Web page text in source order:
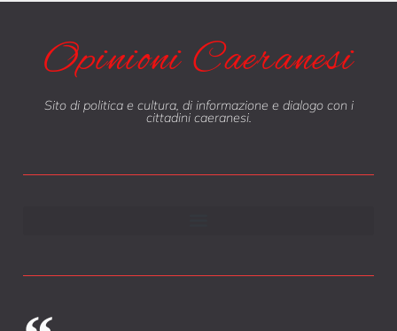
Opinioni Caeranesi
Sito di politica e cultura, di informazione e dialogo con i
cittadini caeranesi.